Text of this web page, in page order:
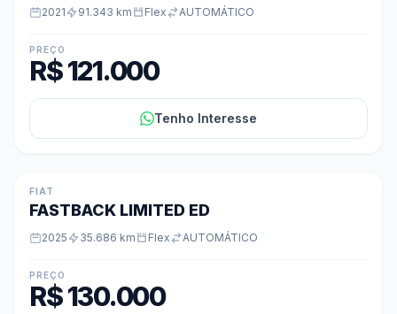
2021 91.343 km Flex AUTOMÁTICO
PREÇO
R$ 121.000
Tenho Interesse
FIAT
FASTBACK LIMITED ED
2025 35.686 km Flex AUTOMÁTICO
PREÇO
R$ 130.000